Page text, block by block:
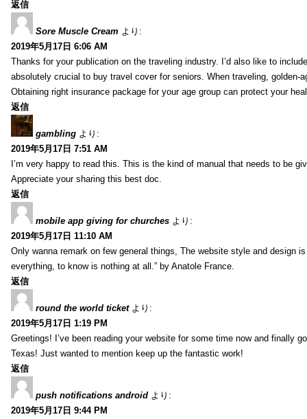
返信
Sore Muscle Cream より:
2019年5月17日 6:06 AM
Thanks for your publication on the traveling industry. I’d also like to
absolutely crucial to buy travel cover for seniors. When traveling, golden-
Obtaining right insurance package for your age group can protect your
返信
gambling より:
2019年5月17日 7:51 AM
I’m very happy to read this. This is the kind of manual that needs to be
Appreciate your sharing this best doc.
返信
mobile app giving for churches より:
2019年5月17日 11:10 AM
Only wanna remark on few general things, The website style and design
everything, to know is nothing at all.” by Anatole France.
返信
round the world ticket より:
2019年5月17日 1:19 PM
Greetings! I’ve been reading your website for some time now and finally
Texas! Just wanted to mention keep up the fantastic work!
返信
push notifications android より:
2019年5月17日 9:44 PM